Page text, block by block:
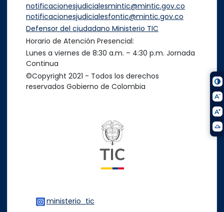
notificacionesjudicialesmintic@mintic.gov.co
notificacionesjudicialesfontic@mintic.gov.co
Defensor del ciudadano Ministerio TIC
Horario de Atención Presencial:
Lunes a viernes de 8:30 a.m. – 4:30 p.m. Jornada
Continua
©Copyright 2021 - Todos los derechos
reservados Gobierno de Colombia
ministerio_tic